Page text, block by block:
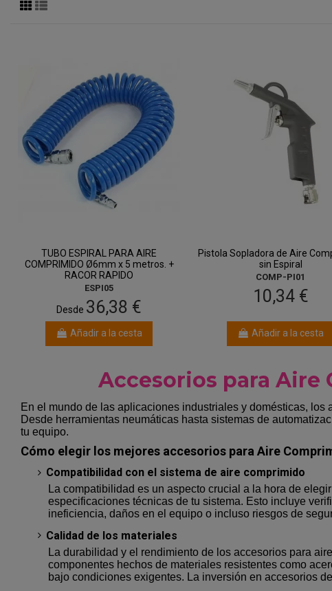
TUBO ESPIRAL PARA AIRE
COMPRIMIDO Ø6mm x 5 metros. +
RACOR RAPIDO
ESPI05
Desde 36,38 €
Añadir a la cesta
Pistola Sopladora de Aire
sin Espiral
COMP-PI01
10,34 €
Añadir a la cesta
Accesorios para Aire
En el mundo de las aplicaciones industriales y domésticas,
Desde herramientas neumáticas hasta sistemas de
tu equipo.
Cómo elegir los mejores accesorios para Aire
Compatibilidad con el sistema de aire comprimido
La compatibilidad es un aspecto crucial a la hora de
especificaciones técnicas de tu sistema. Esto incluye
ineficiencia, daños en el equipo o incluso riesgos de
Calidad de los materiales
La durabilidad y el rendimiento de los accesorios para
componentes hechos de materiales resistentes como
bajo condiciones exigentes. La inversión en accesorios